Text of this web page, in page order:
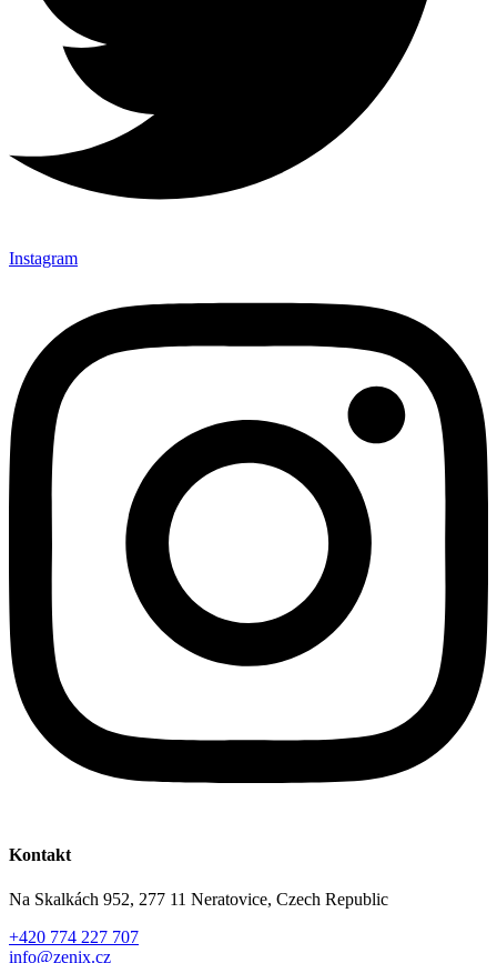
Instagram
Kontakt
Na Skalkách 952, 277 11 Neratovice, Czech Republic
+420 774 227 707
info@zenix.cz